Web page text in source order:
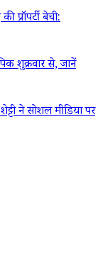
बेची:
शुक्रवार से, जानें
ने सोशल मीडिया पर